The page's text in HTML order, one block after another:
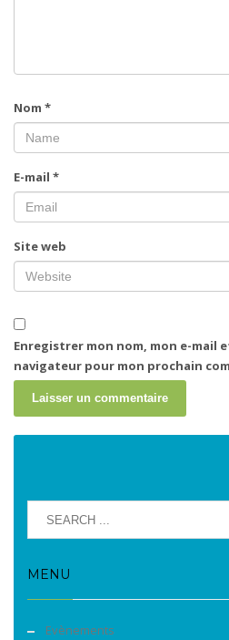
Nom *
E-mail *
Site web
Enregistrer mon nom, mon e-mail
navigateur pour mon prochain
MENU
Evènements